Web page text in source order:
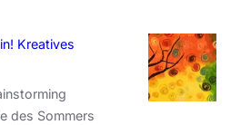
Kreatives
des Sommers